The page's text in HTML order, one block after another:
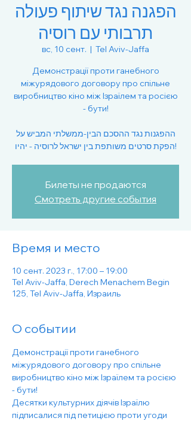
הפגנה נגד שיתוף פעולה
תרבותי עם רוסיה
вс, 10 сент.
  |
Tel Aviv-Jaffa
Демонстрації проти ганебного
міжурядового договору про спільне
виробництво кіно між Ізраїлем та росією
- бути!
ההפגנות נגד ההסכם הבין-ממשלתי המביש על
Билеты не продаются
Смотреть другие события
Время и место
10 сент. 2023 г., 17:00 – 19:00
Tel Aviv-Jaffa, Derech Menachem Begin
125, Tel Aviv-Jaffa, Израиль
О событии
Демонстрації проти ганебного
міжурядового договору про спільне
виробництво кіно між Ізраїлем та росією
- бути!
Десятки культурних діячів Ізраїлю
підписалися під петицією проти угоди